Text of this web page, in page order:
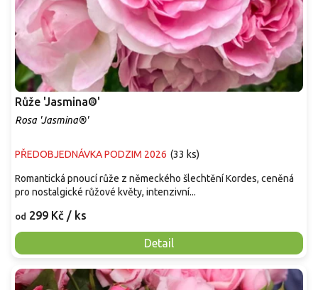
Růže 'Jasmina®'
Rosa 'Jasmina®'
PŘEDOBJEDNÁVKA PODZIM 2026 (33 ks)
od 299 Kč / ks
Detail
Romantická pnoucí růže z německého šlechtění Kordes, ceněná
pro nostalgické růžové květy, intenzivní...